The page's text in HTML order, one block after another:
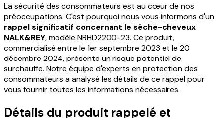
La sécurité des consommateurs est au cœur de nos
préoccupations. C'est pourquoi nous vous informons d'un
rappel significatif concernant le sèche-cheveux
NALK&REY, modèle NRHD2200-23. Ce produit,
commercialisé entre le 1er septembre 2023 et le 20
décembre 2024, présente un risque potentiel de
surchauffe. Notre équipe d'experts en protection des
consommateurs a analysé les détails de ce rappel pour
vous fournir toutes les informations nécessaires.
Détails du produit rappelé et